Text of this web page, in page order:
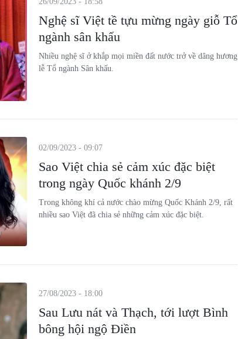
Nghệ sĩ Việt tề tựu mừng ngày giỗ Tổ
ngành sân khấu
Nhiều nghệ sĩ ở khắp mọi miền đất nước trở về dâng hương
lễ Tổ ngành Sân khấu.
Sao Việt chia sẻ cảm xúc đặc biệt
trong ngày Quốc khánh 2/9
02/09/2023 - 09:07
Trong không khí cả nước chào mừng Quốc Khánh 2/9, rất
nhiều sao Việt đã chia sẻ những cảm xúc đặc biệt.
Sau Lưu nát và Thạch, tới lượt Bình
bông hội ngộ Điền
27/08/2023 - 18:00